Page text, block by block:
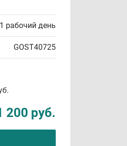
1 рабочий день
GOST40725
200 руб.